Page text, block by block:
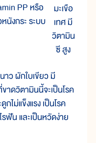
PP หรือ
นังกระ ระบบ
มะเขือ
เทศ มี
วิตามิน
ซี สูง
ว ผักใบเขียว มี
ดวิตามินนี้จะเป็นโรค
ไม่แข็งแรง เป็นโรค
ฟัน และเป็นหวัดง่าย